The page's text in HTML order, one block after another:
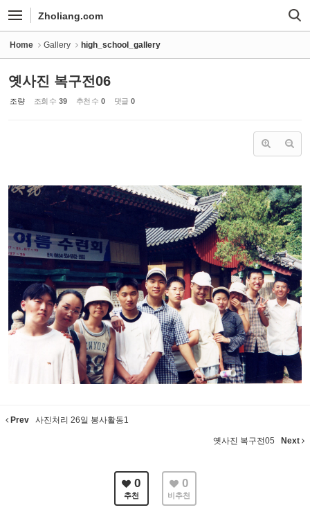
Zholiang.com
Home Gallery high_school_gallery
옛사진 복구전06
조량 조회 수 39 추천 수 0 댓글 0
Prev 사진처리 26일 봉사활동1
옛사진 복구전05 Next
0
추천
0
비추천